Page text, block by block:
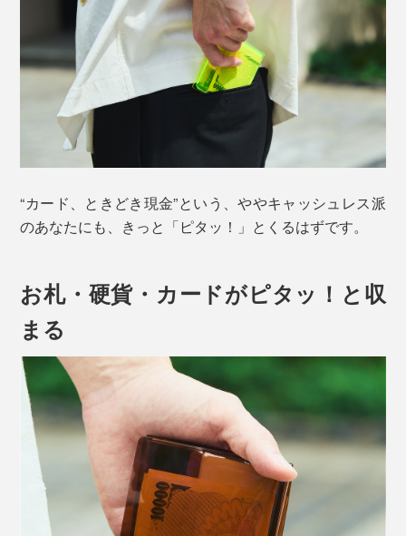
“カード、ときどき現金”という、ややキャッシュレス派
のあなたにも、きっと「ピタッ！」とくるはずです。
お札・硬貨・カードがピタッ！と収
まる